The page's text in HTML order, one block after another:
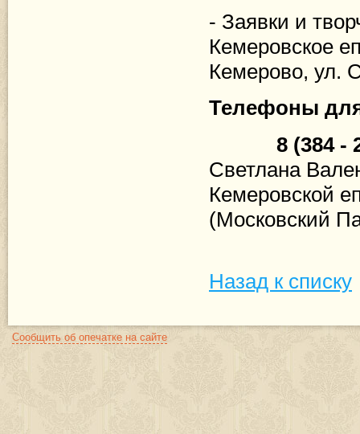
- Заявки и
Кемеровское
Кемерово, ул.
Телефоны
8 (384 - 2)
Светлана
Кемеровской
(Московский
Назад к списку
Сообщить об опечатке на сайте